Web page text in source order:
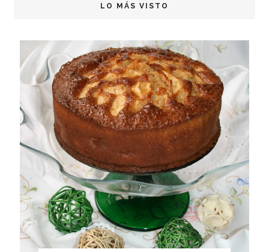
LO MÁS VISTO